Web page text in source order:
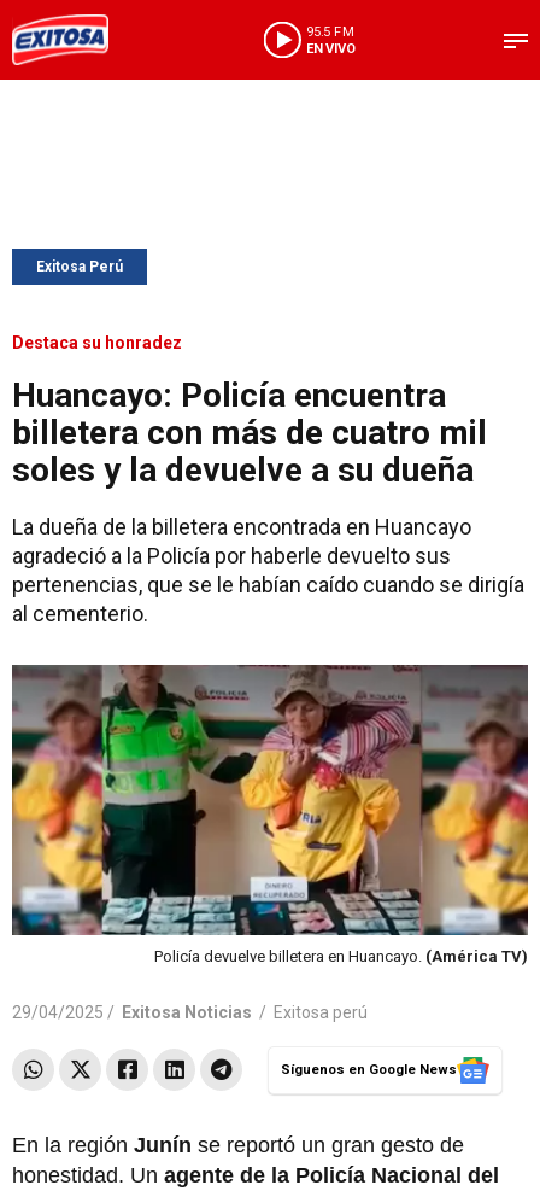
95.5 FM
EN VIVO
Exitosa Perú
Destaca su honradez
Huancayo: Policía encuentra
billetera con más de cuatro mil
soles y la devuelve a su dueña
La dueña de la billetera encontrada en Huancayo
agradeció a la Policía por haberle devuelto sus
pertenencias, que se le habían caído cuando se dirigía
al cementerio.
Policía devuelve billetera en Huancayo. (América TV)
29/04/2025 / Exitosa Noticias / Exitosa perú
Síguenos en Google News
En la región Junín se reportó un gran gesto de
honestidad. Un agente de la Policía Nacional del